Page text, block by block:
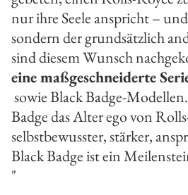
nur ihre Seele anspricht –
sondern der grundsätzlich
sind diesem Wunsch
eine maßgeschneiderte
sowie Black Badge-
Badge das Alter ego von
selbstbewusster, stärker,
Black Badge ist ein
"